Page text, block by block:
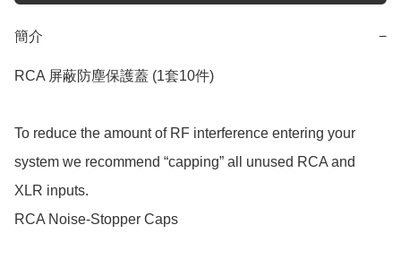
簡介 −
RCA 屏蔽防塵保護蓋 (1套10件)
To reduce the amount of RF interference entering your
system we recommend “capping” all unused RCA and
XLR inputs.
RCA Noise-Stopper Caps